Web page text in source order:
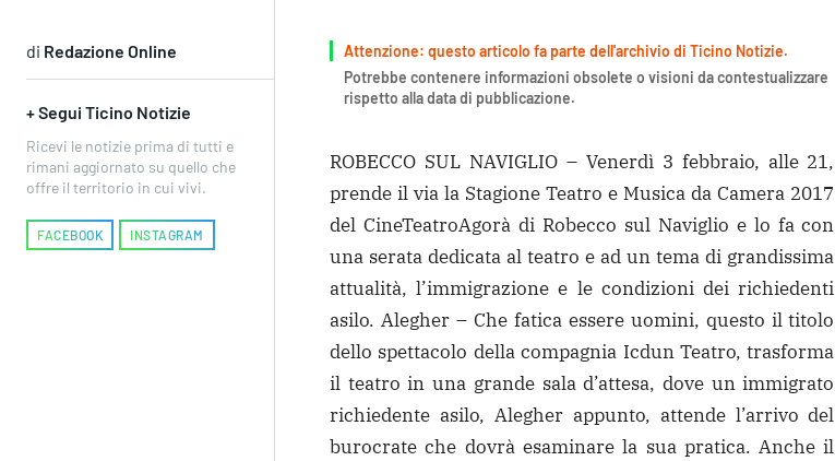
di Redazione Online
+ Segui Ticino Notizie
Ricevi le notizie prima di tutti e
rimani aggiornato su quello che
offre il territorio in cui vivi.
FACEBOOK INSTAGRAM
Attenzione: questo articolo fa parte dell'archivio di Ticino Notizie.
Potrebbe contenere informazioni obsolete o visioni da contestualizzare
rispetto alla data di pubblicazione.
ROBECCO SUL NAVIGLIO – Venerdì 3 febbraio, alle 21,
prende il via la Stagione Teatro e Musica da Camera 2017
del CineTeatroAgorà di Robecco sul Naviglio e lo fa con
una serata dedicata al teatro e ad un tema di grandissima
attualità, l’immigrazione e le condizioni dei richiedenti
asilo. Alegher – Che fatica essere uomini, questo il titolo
dello spettacolo della compagnia Icdun Teatro, trasforma
il teatro in una grande sala d’attesa, dove un immigrato
richiedente asilo, Alegher appunto, attende l’arrivo del
burocrate che dovrà esaminare la sua pratica. Anche il